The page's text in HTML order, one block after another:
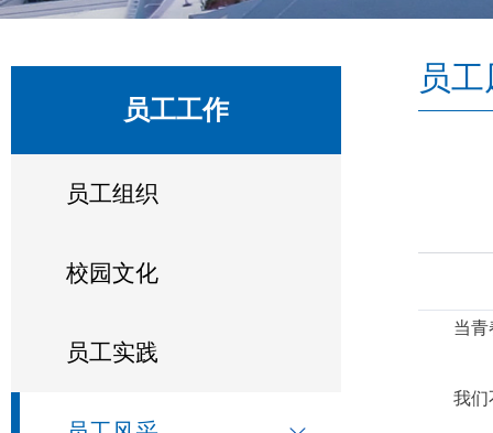
员工工作
员工组织
校园文化
员工实践
员
当
我们